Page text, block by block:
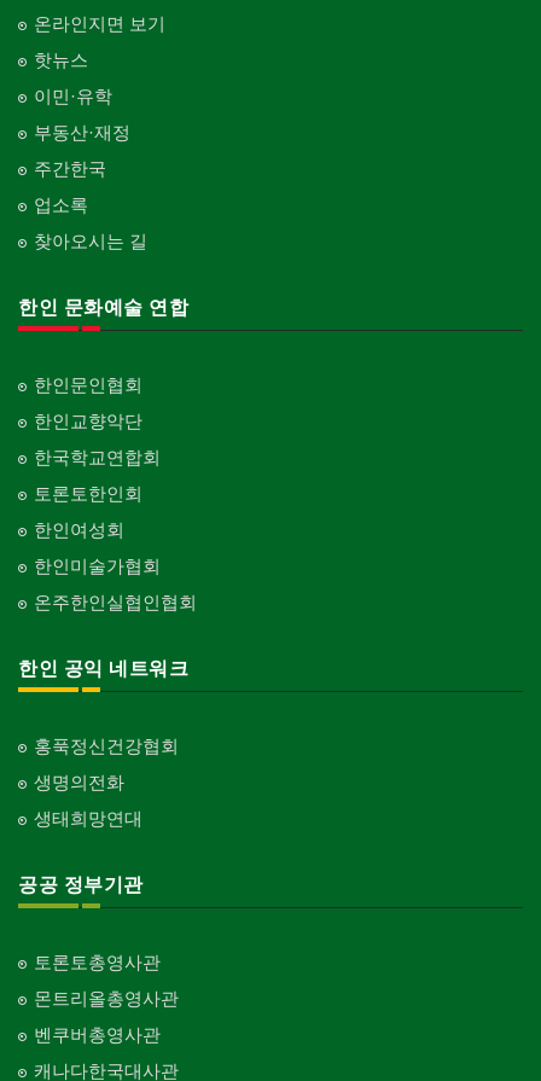
온라인지면 보기
핫뉴스
이민·유학
부동산·재정
주간한국
업소록
찾아오시는 길
한인 문화예술 연합
한인문인협회
한인교향악단
한국학교연합회
토론토한인회
한인여성회
한인미술가협회
온주한인실협인협회
한인 공익 네트워크
홍푹정신건강협회
생명의전화
생태희망연대
공공 정부기관
토론토총영사관
몬트리올총영사관
벤쿠버총영사관
캐나다한국대사관